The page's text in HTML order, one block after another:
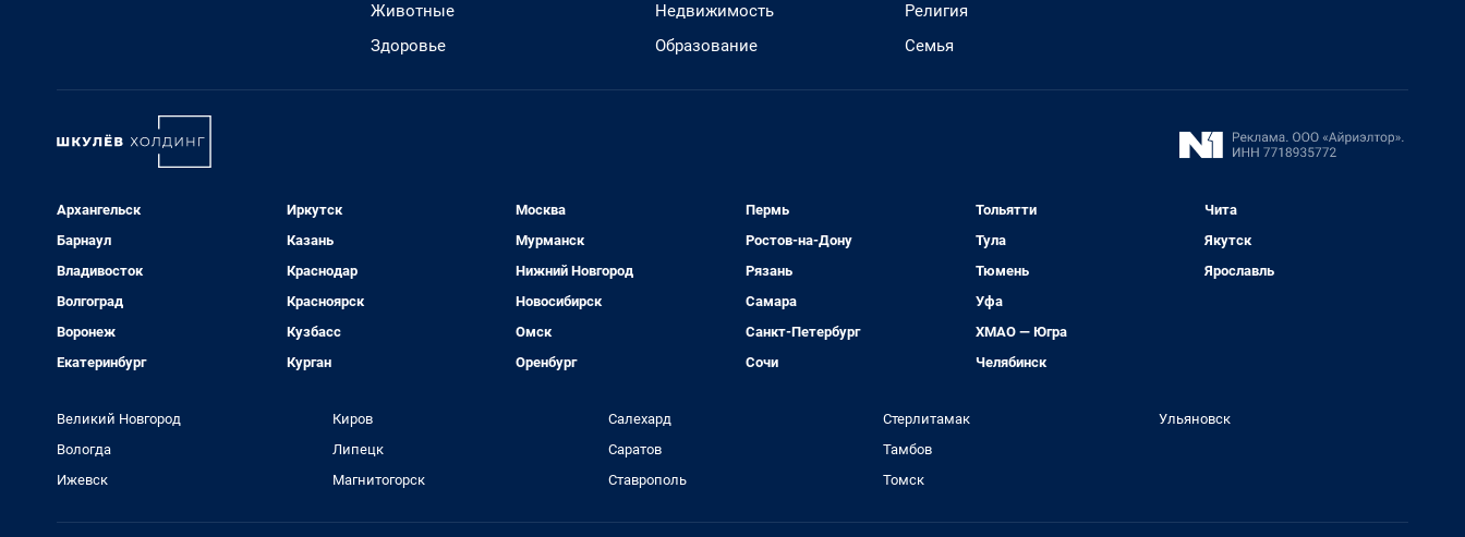
Животные
Здоровье
Недвижимость
Образование
Религия
Семья
Архангельск
Барнаул
Владивосток
Волгоград
Воронеж
Екатеринбург
Иркутск
Казань
Краснодар
Красноярск
Кузбасс
Курган
Москва
Мурманск
Нижний Новгород
Новосибирск
Омск
Оренбург
Пермь
Ростов-на-Дону
Рязань
Самара
Санкт-Петербург
Сочи
Тольятти
Тула
Тюмень
Уфа
ХМАО — Югра
Челябинск
Чита
Якутск
Ярославль
Великий Новгород
Вологда
Ижевск
Киров
Липецк
Магнитогорск
Салехард
Саратов
Ставрополь
Стерлитамак
Тамбов
Томск
Ульяновск